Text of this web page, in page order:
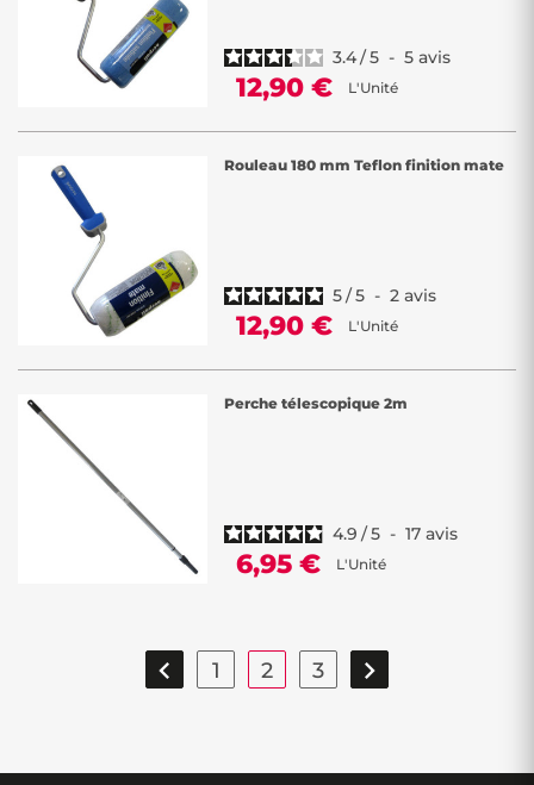
3.4/5 - 5 avis
12,90 € L'Unité
Rouleau 180 mm Teflon finition mate
5/5 - 2 avis
12,90 € L'Unité
Perche télescopique 2m
4.9 /5 - 17 avis
6,95 € L'Unité
 1 2 3 